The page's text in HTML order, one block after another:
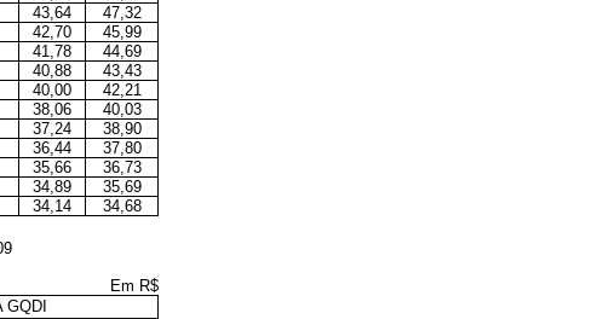
43,64
47,32
42,70
45,99
41,78
44,69
40,88
43,43
40,00 42,21
38,06
40,03
37,24
38,90
36,44
37,80
35,66
36,73
34,89
35,69
34,14 34,68
Em R$
GQDI